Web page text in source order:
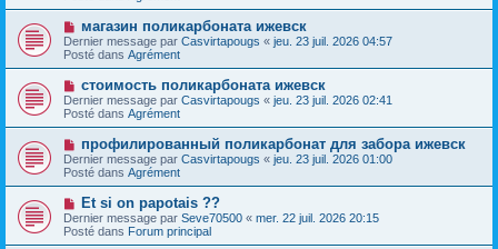
g
e
a
u
m
e
s
s
a
g
e
N
o
u
v
a
u
m
e
s
s
a
g
e
магазин поликарбоната ижевск
Dernier message par Casvirtapougs « jeu. 23 juil. 2026 04:57
Posté dans Agrément
N
o
u
v
a
u
m
e
s
a
g
стоимость поликарбоната ижевск
Dernier message par Casvirtapougs « jeu. 23 juil. 2026 02:41
Posté dans Agrément
N
o
u
v
e
a
u
m
профилированный поликарбонат для забора ижевск
Dernier message par Casvirtapougs « jeu. 23 juil. 2026 01:00
Posté dans Agrément
N
o
u
v
Et si on papotais ??
Dernier message par Seve70500 « mer. 22 juil. 2026 20:15
Posté dans Forum principal